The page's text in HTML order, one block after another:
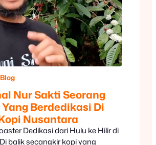
Blog
Nur Sakti Seorang
Berdedikasi Di
Nusantara
Dedikasi dari Hulu ke Hilir di
balik secangkir kopi yang